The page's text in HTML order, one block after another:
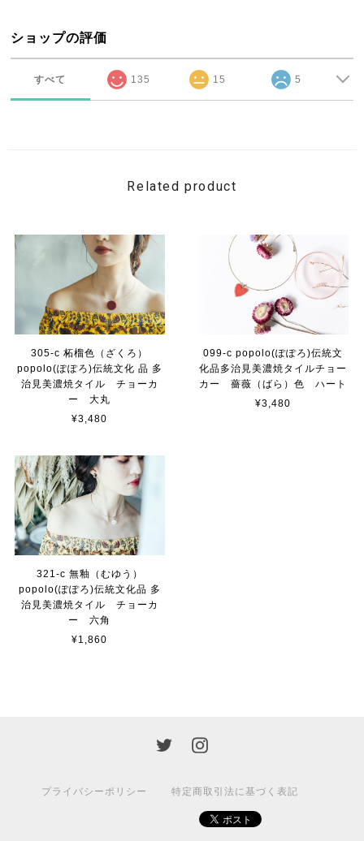
ショップの評価
すべて 135 15 5
Related product
305-c 柘榴色（ざくろ）
popolo(ぽぽろ)伝統文化 品 多
治見美濃焼タイル チョーカ
ー 大丸
¥3,480
099-c popolo(ぽぽろ)伝統文
化品多治見美濃焼タイルチョー
カー 薔薇（ばら）色 ハート
¥3,480
321-c 無釉（むゆう）
popolo(ぽぽろ)伝統文化品 多
治見美濃焼タイル チョーカ
ー 六角
¥1,860
プライバシーポリシー 特定商取引法に基づく表記